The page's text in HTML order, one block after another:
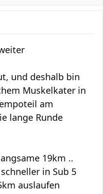
und deshalb bin
Muskelkater in
am
lange Runde
19km ..
in Sub 5
auslaufen